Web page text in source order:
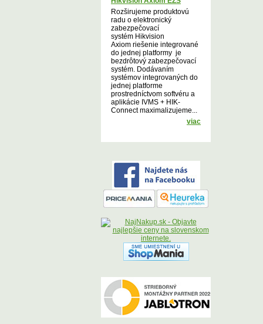
Rozširujeme produktovú
radu o elektronický
zabezpečovací
systém Hikvision
Axiom riešenie integrované
do jednej platformy je
bezdrôtový zabezpečovací
systém. Dodávaním
systémov integrovaných do
jednej platforme
prostredníctvom softvéru a
aplikácie IVMS + HIK-
Connect maximalizujeme...
viac